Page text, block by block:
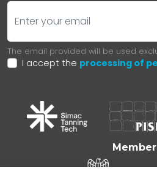
E-mail
The email provided will be used
I accept the processing of